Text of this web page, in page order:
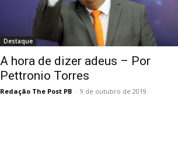
Destaque
A hora de dizer adeus – Por
Pettronio Torres
Redação The Post PB - 9 de outubro de 2019